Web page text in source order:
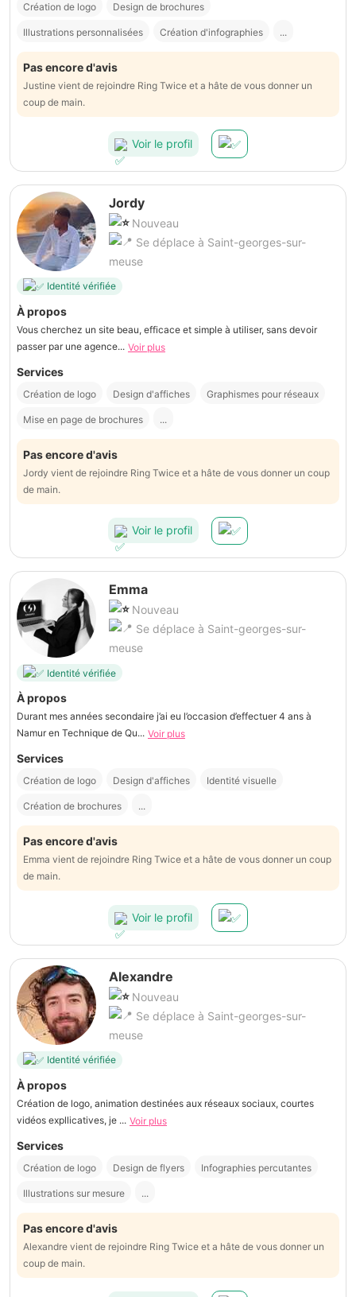
Création de logo Design de brochures
Illustrations personnalisées Création d'infographies ...
Pas encore d'avis
Justine vient de rejoindre Ring Twice et a hâte de vous donner un
coup de main.
Voir le profil
Jordy
Nouveau
Se déplace à Saint-georges-sur-
meuse
Identité vérifiée
À propos
Vous cherchez un site beau, efficace et simple à utiliser, sans devoir
passer par une agence... Voir plus
Services
Création de logo Design d'affiches Graphismes pour réseaux
Mise en page de brochures ...
Pas encore d'avis
Jordy vient de rejoindre Ring Twice et a hâte de vous donner un coup
de main.
Voir le profil
Emma
Nouveau
Se déplace à Saint-georges-sur-
meuse
Identité vérifiée
À propos
Durant mes années secondaire j’ai eu l’occasion d’effectuer 4 ans à
Namur en Technique de Qu... Voir plus
Services
Création de logo Design d'affiches Identité visuelle
Création de brochures ...
Pas encore d'avis
Emma vient de rejoindre Ring Twice et a hâte de vous donner un coup
de main.
Voir le profil
Alexandre
Nouveau
Se déplace à Saint-georges-sur-
meuse
Identité vérifiée
À propos
Création de logo, animation destinées aux réseaux sociaux, courtes
vidéos expllicatives, je ... Voir plus
Services
Création de logo Design de flyers Infographies percutantes
Illustrations sur mesure ...
Pas encore d'avis
Alexandre vient de rejoindre Ring Twice et a hâte de vous donner un
coup de main.